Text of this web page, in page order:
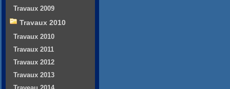
Travaux 2009
Travaux 2010
Travaux 2010
Travaux 2011
Travaux 2012
Travaux 2013